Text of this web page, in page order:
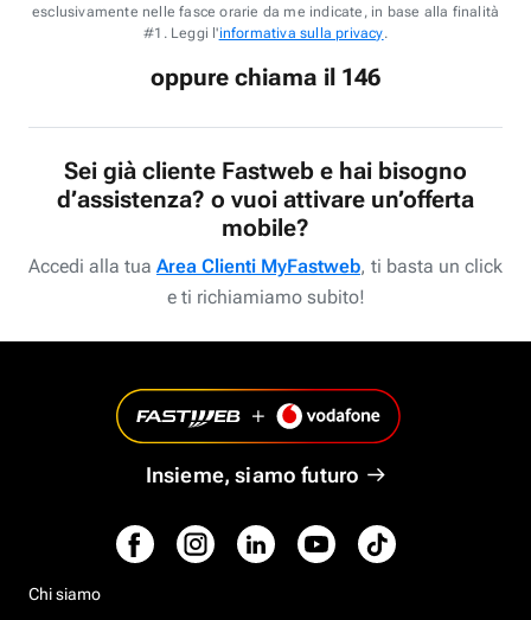
esclusivamente nelle fasce orarie da me indicate, in base alla finalità
#1. Leggi l'informativa sulla privacy.
oppure chiama il 146
Sei già cliente Fastweb e hai bisogno
d’assistenza? o vuoi attivare un’offerta
mobile?
Accedi alla tua Area Clienti MyFastweb, ti basta un click
e ti richiamiamo subito!
Insieme, siamo futuro
Chi siamo